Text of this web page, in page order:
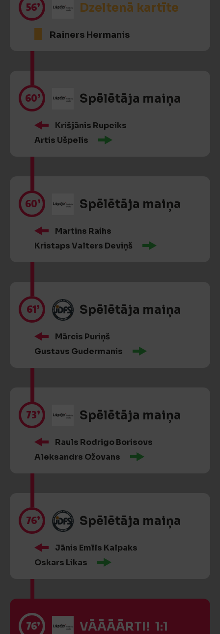
56’ Dzeltenā kartīte
Rainers Hermanis
60’ Spēlētāja maiņa
Krišjānis Rupeiks
Artis Ušpelis
60’ Spēlētāja maiņa
Martins Raihs
Kristaps Valters Deviņš
61’ Spēlētāja maiņa
Mārcis Puriņš
Gustavs Gudermanis
73’ Spēlētāja maiņa
Rauls Rodrigo Borisovs
Aleksandrs Ožovans
76’ Spēlētāja maiņa
Jānis Emīls Kalpaks
Oskars Likas
76’ VĀĀĀĀRTI! 1:1